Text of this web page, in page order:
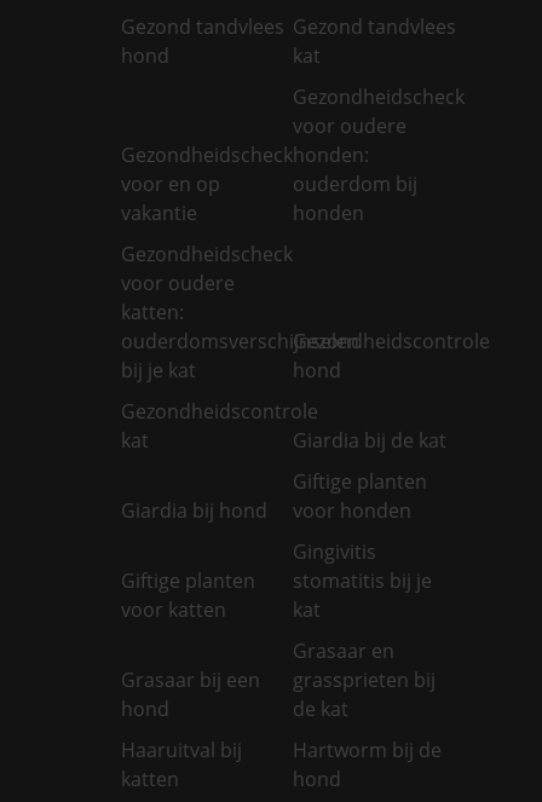
Gezond tandvlees
hond
Gezond tandvlees
kat
Gezondheidscheck
voor en op
vakantie
Gezondheidscheck
voor oudere
honden:
ouderdom bij
honden
Gezondheidscheck
voor oudere
katten:
ouderdomsverschijnselen
bij je kat
Gezondheidscontrole
hond
Gezondheidscontrole
kat
Giardia bij de kat
Giardia bij hond
Giftige planten
voor honden
Giftige planten
voor katten
Gingivitis
stomatitis bij je
kat
Grasaar bij een
hond
Grasaar en
grassprieten bij
de kat
Haaruitval bij
katten
Hartworm bij de
hond